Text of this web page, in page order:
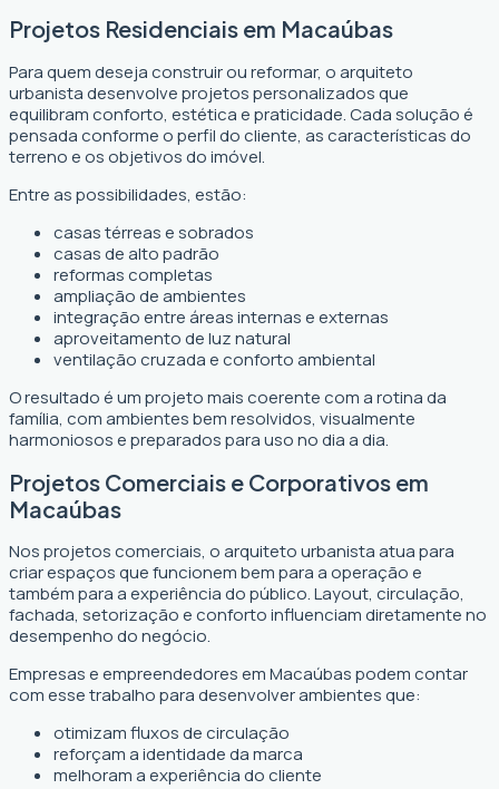
Projetos Residenciais em Macaúbas
Para quem deseja construir ou reformar, o arquiteto
urbanista desenvolve projetos personalizados que
equilibram conforto, estética e praticidade. Cada solução é
pensada conforme o perfil do cliente, as características do
terreno e os objetivos do imóvel.
Entre as possibilidades, estão:
casas térreas e sobrados
casas de alto padrão
reformas completas
ampliação de ambientes
integração entre áreas internas e externas
aproveitamento de luz natural
ventilação cruzada e conforto ambiental
O resultado é um projeto mais coerente com a rotina da
família, com ambientes bem resolvidos, visualmente
harmoniosos e preparados para uso no dia a dia.
Projetos Comerciais e Corporativos em
Macaúbas
Nos projetos comerciais, o arquiteto urbanista atua para
criar espaços que funcionem bem para a operação e
também para a experiência do público. Layout, circulação,
fachada, setorização e conforto influenciam diretamente no
desempenho do negócio.
Empresas e empreendedores em Macaúbas podem contar
com esse trabalho para desenvolver ambientes que:
otimizam fluxos de circulação
reforçam a identidade da marca
melhoram a experiência do cliente